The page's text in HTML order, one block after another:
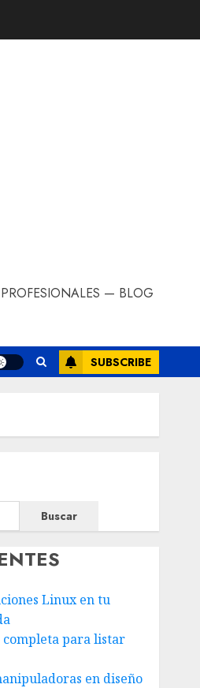
— BLOG
SUBSCRIBE
Buscar
Linux en tu
completa para listar
en diseño